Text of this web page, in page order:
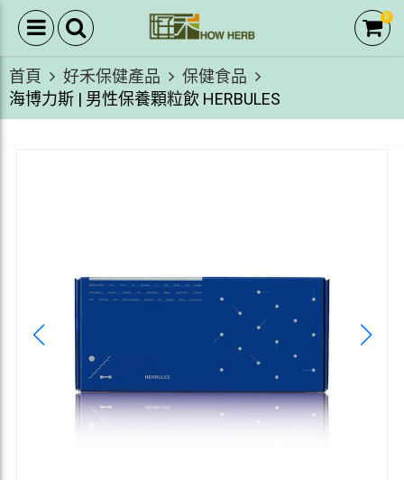
0
首頁 好禾保健產品
保健食品
海博力斯 | 男性保養顆粒飲 HERBULES